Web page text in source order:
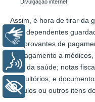
Divulgação internet
Assim, é hora de tirar da
e de dependentes
comprovantes de
de pagamento a
área da saúde; notas
consultórios; e
veículos ou outros itens
Libras
+ Acessibilidade